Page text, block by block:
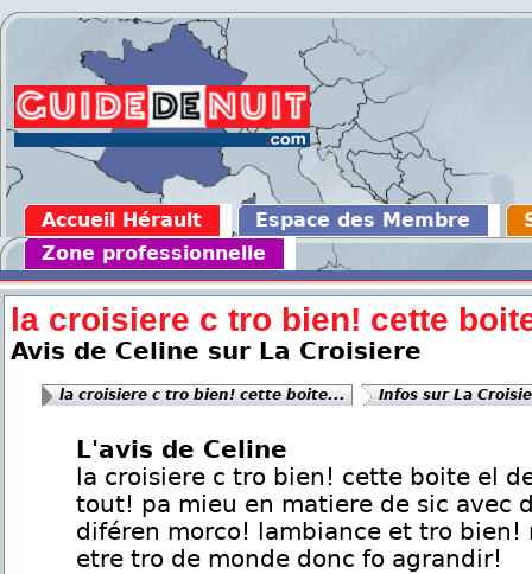
Accueil Hérault Espace des Membre
Zone professionnelle
la croisiere c tro bien! cette
Avis de Celine sur La Croisiere
la croisiere c tro bien! cette boite... Infos sur La
L'avis de Celine
la croisiere c tro bien! cette boite el
tout! pa mieu en matiere de sic avec
diféren morco! lambiance et tro bien!
etre tro de monde donc fo agrandir!